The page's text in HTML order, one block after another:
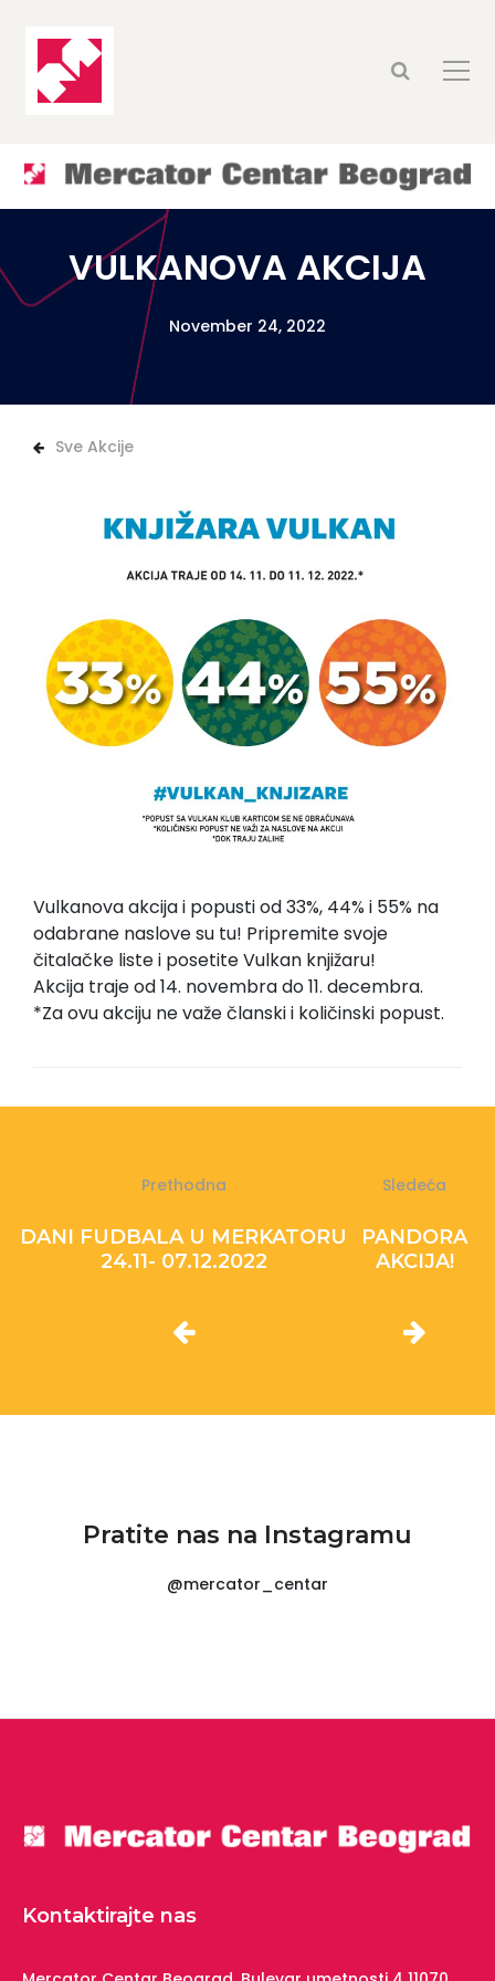
VULKANOVA AKCIJA
November 24, 2022
Sve Akcije
Vulkanova akcija i popusti od 33%, 44% i 55% na
odabrane naslove su tu! Pripremite svoje
čitalačke liste i posetite Vulkan knjižaru!
Akcija traje od 14. novembra do 11. decembra.
*Za ovu akciju ne važe članski i količinski popust.
Prethodna
DANI FUDBALA U MERKATORU
24.11- 07.12.2022
Sledeća
PANDORA
AKCIJA!
Pratite nas na Instagramu
@mercator_centar
Kontaktirajte nas